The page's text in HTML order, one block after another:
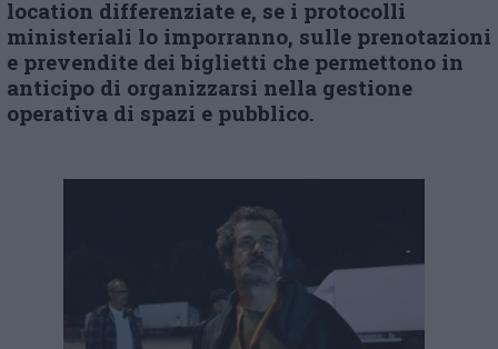
location differenziate e, se i protocolli
ministeriali lo imporranno, sulle prenotazioni
e prevendite dei biglietti che permettono in
anticipo di organizzarsi nella gestione
operativa di spazi e pubblico.